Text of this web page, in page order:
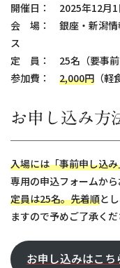
開催日： 2025年12月
会 場： 銀座・新潟情
ス
定 員： 25名（要事前
参加費： 2,000円 （
お申し込み方
入場には「事前申し込
専用の申込フォームから
定員は25名。先着順と
ますので予めご了承くだ
お申し込みはこち